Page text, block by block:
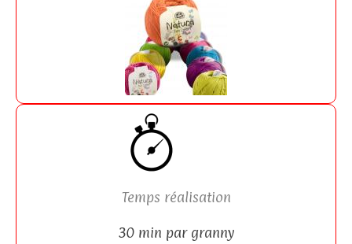
Temps réalisation
30 min par granny